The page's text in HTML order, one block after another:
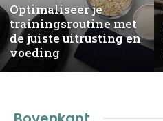
Optimaliseer je
trainingsroutine met
de juiste uitrusting en
voeding